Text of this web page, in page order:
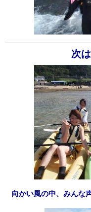
次は
向かい風の中、みん